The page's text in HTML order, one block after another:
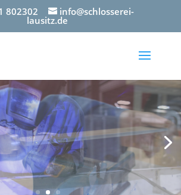
802302 info@schlosserei-
lausitz.de